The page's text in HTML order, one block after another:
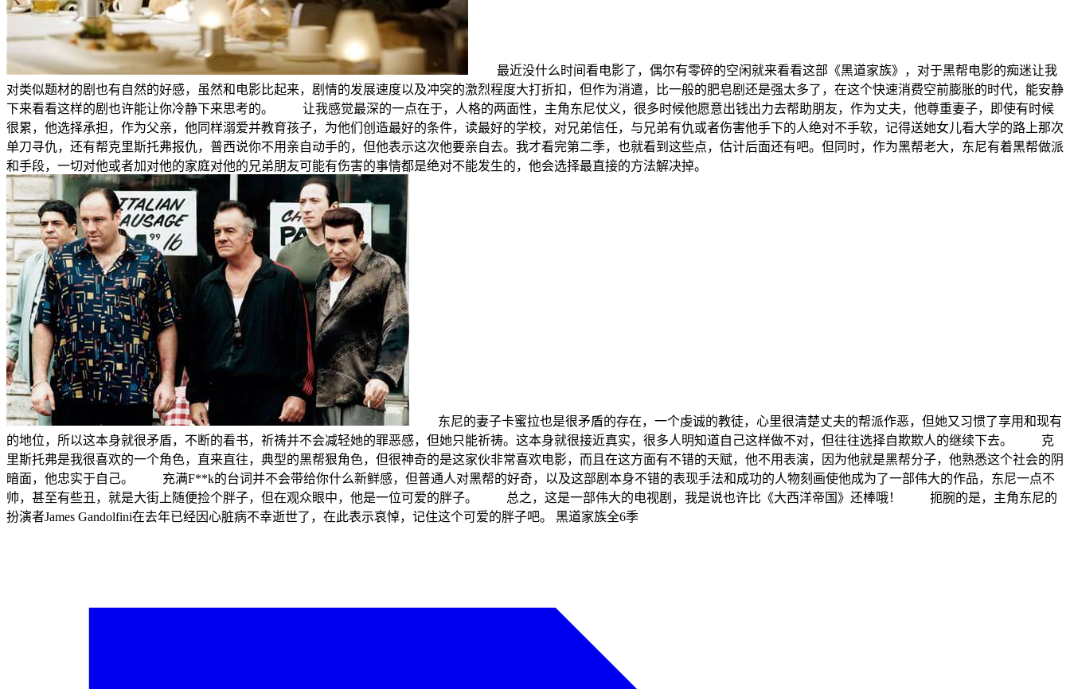
最近没什么时间看电影了，偶尔有零碎的空闲就来看看这部《黑道家族》，对于黑帮电影的痴迷让我
对类似题材的剧也有自然的好感，虽然和电影比起来，剧情的发展速度以及冲突的激烈程度大打折扣，但作为消遣，比一般的肥皂剧还是强太多了，在这个快速消费空前膨胀的时代，能安静
下来看看这样的剧也许能让你冷静下来思考的。 让我感觉最深的一点在于，人格的两面性，主角东尼仗义，很多时候他愿意出钱出力去帮助朋友，作为丈夫，他尊重妻子，即使有时候
很累，他选择承担，作为父亲，他同样溺爱并教育孩子，为他们创造最好的条件，读最好的学校，对兄弟信任，与兄弟有仇或者伤害他手下的人绝对不手软，记得送她女儿看大学的路上那次
单刀寻仇，还有帮克里斯托弗报仇，普西说你不用亲自动手的，但他表示这次他要亲自去。我才看完第二季，也就看到这些点，估计后面还有吧。但同时，作为黑帮老大，东尼有着黑帮做派
和手段，一切对他或者加对他的家庭对他的兄弟朋友可能有伤害的事情都是绝对不能发生的，他会选择最直接的方法解决掉。
东尼的妻子卡蜜拉也是很矛盾的存在，一个虔诚的教徒，心里很清楚丈夫的帮派作恶，但她又习惯了享用和现有
的地位，所以这本身就很矛盾，不断的看书，祈祷并不会减轻她的罪恶感，但她只能祈祷。这本身就很接近真实，很多人明知道自己这样做不对，但往往选择自欺欺人的继续下去。 克
里斯托弗是我很喜欢的一个角色，直来直往，典型的黑帮狠角色，但很神奇的是这家伙非常喜欢电影，而且在这方面有不错的天赋，他不用表演，因为他就是黑帮分子，他熟悉这个社会的阴
暗面，他忠实于自己。 充满F**k的台词并不会带给你什么新鲜感，但普通人对黑帮的好奇，以及这部剧本身不错的表现手法和成功的人物刻画使他成为了一部伟大的作品，东尼一点不
帅，甚至有些丑，就是大街上随便捡个胖子，但在观众眼中，他是一位可爱的胖子。 总之，这是一部伟大的电视剧，我是说也许比《大西洋帝国》还棒哦！ 扼腕的是，主角东尼的
扮演者James Gandolfini在去年已经因心脏病不幸逝世了，在此表示哀悼，记住这个可爱的胖子吧。 黑道家族全6季